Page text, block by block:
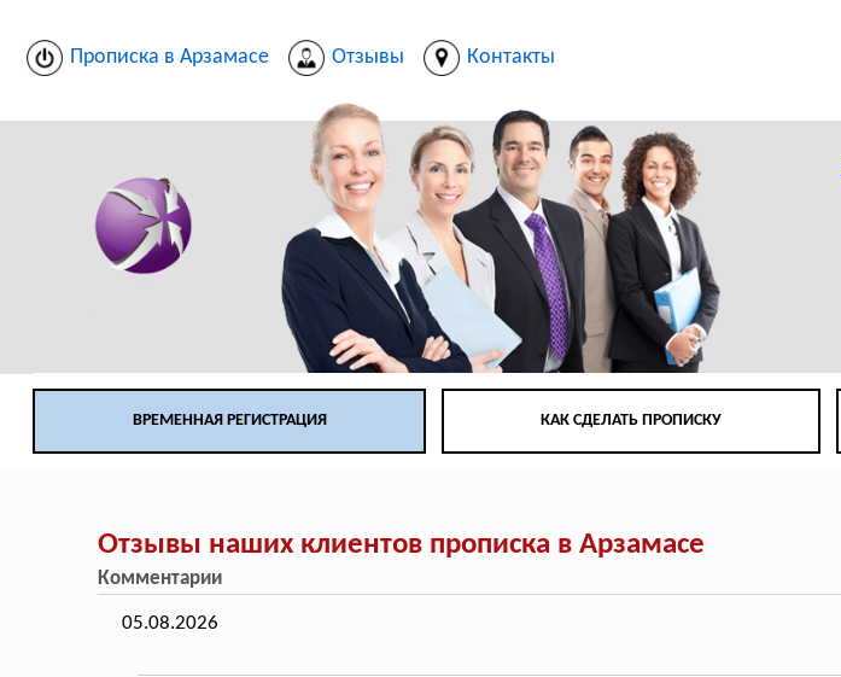
Прописка в Арзамасе Отзывы Контакты
ВРЕМЕННАЯ РЕГИСТРАЦИЯ КАК СДЕЛАТЬ ПРОПИСКУ
Отзывы наших клиентов прописка в Арзамасе
Комментарии
05.08.2026